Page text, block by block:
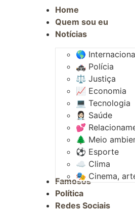
Home
Quem sou eu
Notícias
🌎
🚓 Polícia
⚖️ Justiça
📈 Economia
💻 Tecnologia
👩🏻‍⚕️ Saúde
💕
🌲 Meio
⚽︎ Esporte
☁️ Clima
🎭 Cinema,
Famosos
Política
Redes Sociais